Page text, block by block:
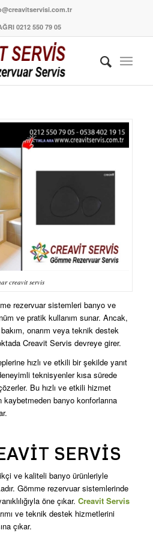
0212 550 79 05
creavit servis
rezervuar sistemleri banyo ve
ve pratik kullanım sunar. Ancak,
onarım veya teknik destek
Creavit Servis devreye girer.
hızlı ve etkili bir şekilde yanıt
teknisyenler kısa sürede
Bu hızlı ve etkili hizmet
kaybetmeden banyo konforlarına
SERVIS
ve kaliteli banyo ürünleriyle
Gömme rezervuar sistemlerinde
öne çıkar. Creavit Servis
ve teknik destek hizmetlerini
çıkar.